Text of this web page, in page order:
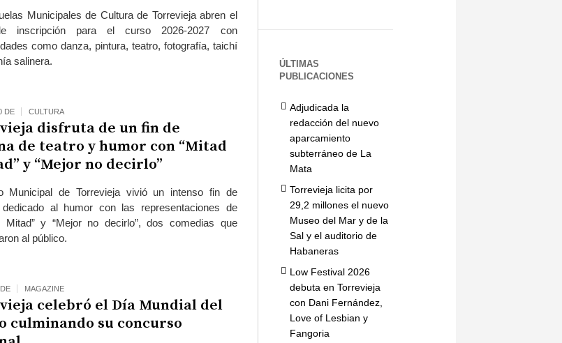
Municipales de Cultura de Torrevieja abren el
inscripción para el curso 2026-2027 con
como danza, pintura, teatro, fotografía, taichí
salinera.
DE CULTURA
disfruta de un fin de
de teatro y humor con “Mitad
y “Mejor no decirlo”
Municipal de Torrevieja vivió un intenso fin de
dedicado al humor con las representaciones de
Mitad” y “Mejor no decirlo”, dos comedias que
al público.
MAGAZINE
celebró el Día Mundial del
culminando su concurso
ÚLTIMAS
PUBLICACIONES
Adjudicada la
redacción del nuevo
aparcamiento
subterráneo de La
Mata
Torrevieja licita por
29,2 millones el nuevo
Museo del Mar y de la
Sal y el auditorio de
Habaneras
Low Festival 2026
debuta en Torrevieja
con Dani Fernández,
Love of Lesbian y
Fangoria